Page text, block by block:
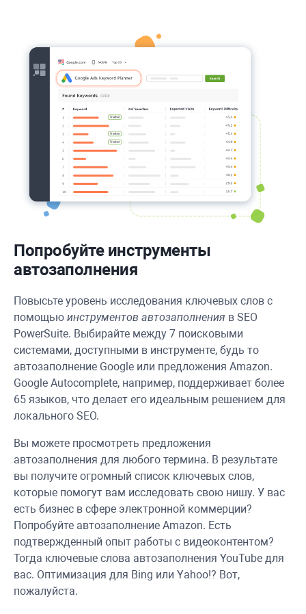
Попробуйте инструменты
автозаполнения
Повысьте уровень исследования ключевых слов с
помощью инструментов автозаполнения в SEO
PowerSuite. Выбирайте между 7 поисковыми
системами, доступными в инструменте, будь то
автозаполнение Google или предложения Amazon.
Google Autocomplete, например, поддерживает более
65 языков, что делает его идеальным решением для
локального SEO.
Вы можете просмотреть предложения
автозаполнения для любого термина. В результате
вы получите огромный список ключевых слов,
которые помогут вам исследовать свою нишу. У вас
есть бизнес в сфере электронной коммерции?
Попробуйте автозаполнение Amazon. Есть
подтвержденный опыт работы с видеоконтентом?
Тогда ключевые слова автозаполнения YouTube для
вас. Оптимизация для Bing или Yahoo!? Вот,
пожалуйста.